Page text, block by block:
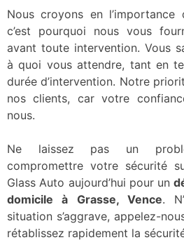
Nous croyons en
c’est pourquoi nous vous
avant toute intervention. Vous
à quoi vous attendre, tant en
durée d’intervention. Notre
nos clients, car votre
nous.
Ne laissez pas un
compromettre votre sécurité
Glass Auto aujourd’hui pour un
domicile à Grasse, Vence.
situation s’aggrave, appelez-
rétablissez rapidement la